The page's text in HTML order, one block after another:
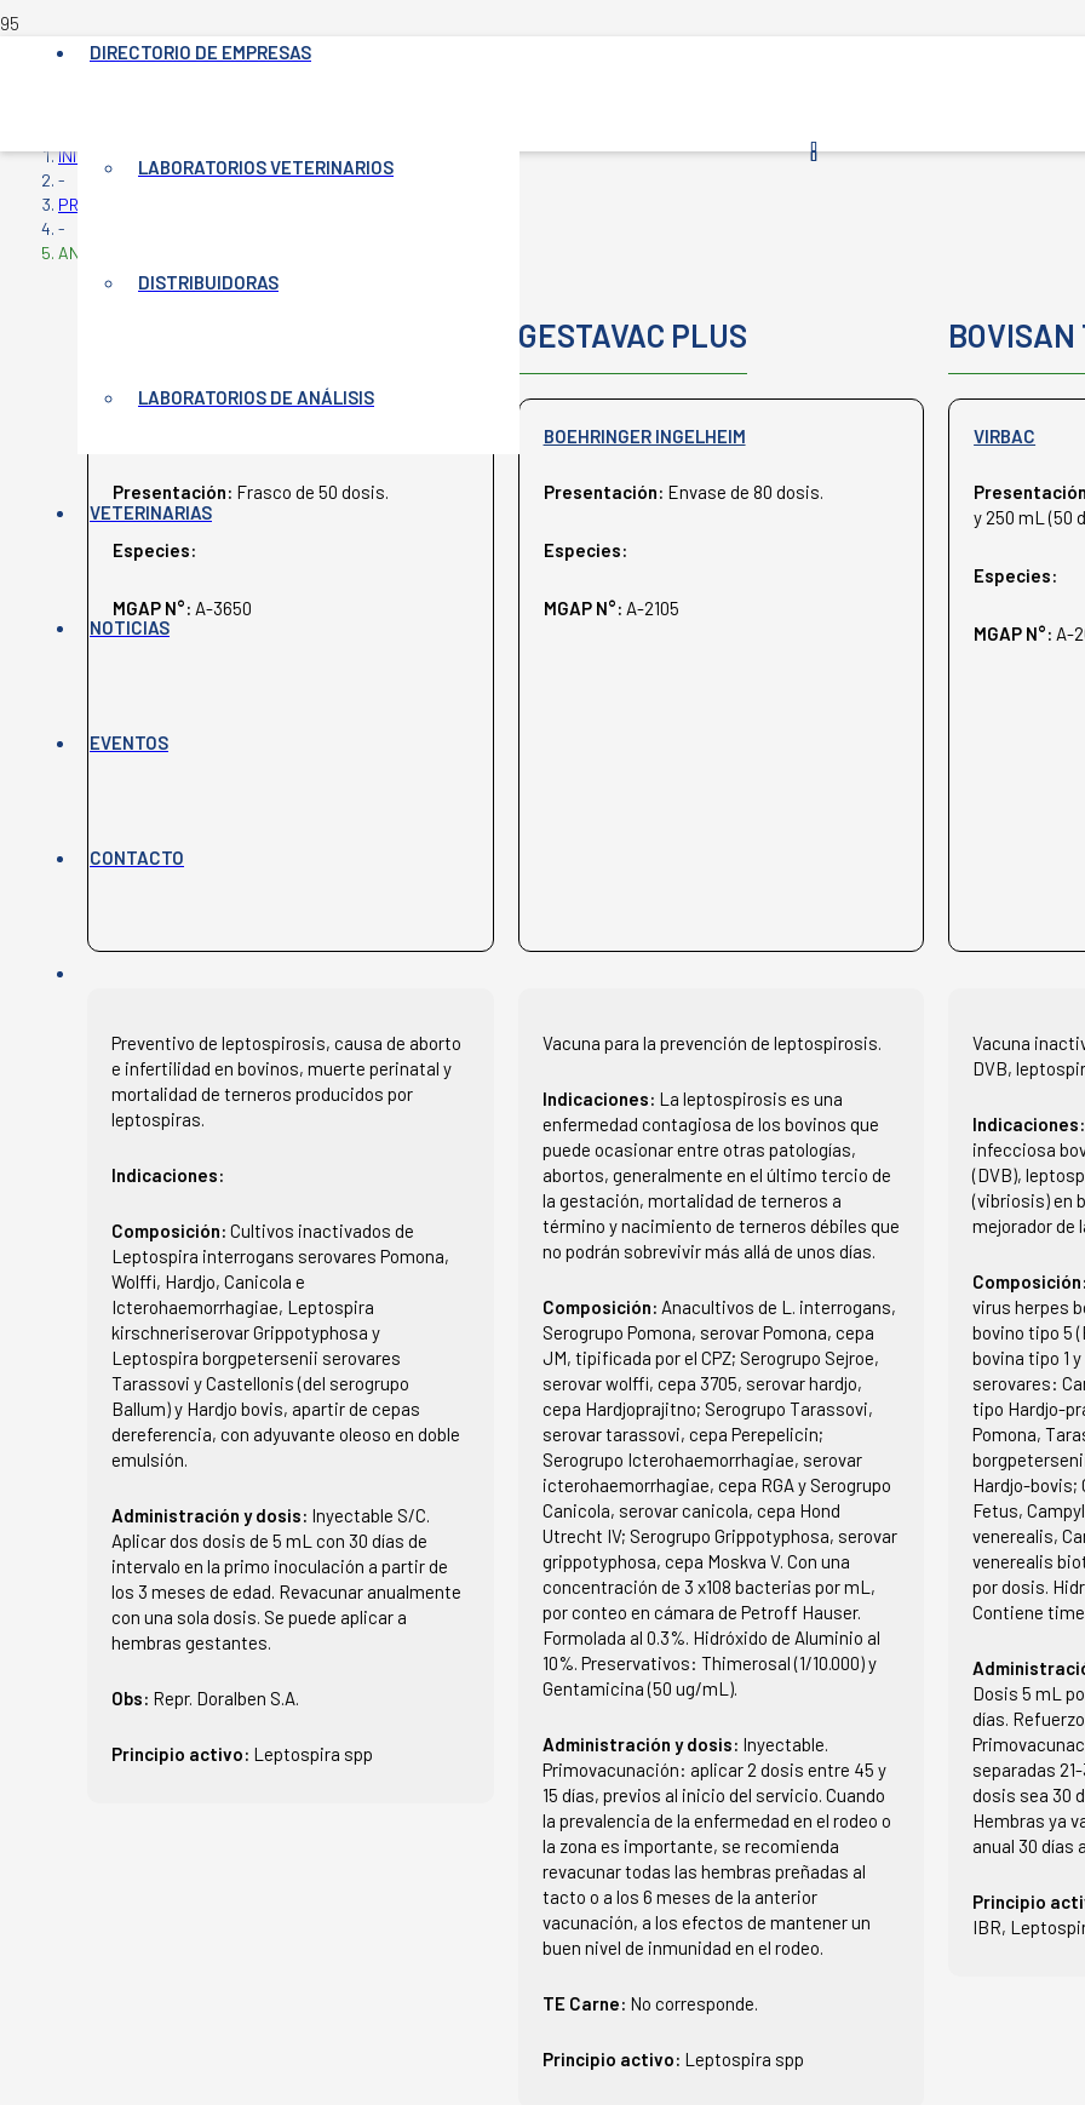
DIRECTORIO DE EMPRESAS
LABORATORIOS VETERINARIOS
DISTRIBUIDORAS
LABORATORIOS DE ANÁLISIS
VETERINARIAS
NOTICIAS
EVENTOS
CONTACTO
INICIO
-
PRODUCTOS VETERINARIOS
-
ANTI LEPTOSPIROSIS
Presentación: Frasco de 50 dosis.
Especies:
MGAP N°: A-3650
Preventivo de leptospirosis, causa de aborto
e infertilidad en bovinos, muerte perinatal y
mortalidad de terneros producidos por
leptospiras.
Indicaciones:
Composición: Cultivos inactivados de
Leptospira interrogans serovares Pomona,
Wolffi, Hardjo, Canicola e
Icterohaemorrhagiae, Leptospira
kirschneriserovar Grippotyphosa y
Leptospira borgpetersenii serovares
Tarassovi y Castellonis (del serogrupo
Ballum) y Hardjo bovis, apartir de cepas
dereferencia, con adyuvante oleoso en doble
emulsión.
Administración y dosis: Inyectable S/C.
Aplicar dos dosis de 5 mL con 30 días de
intervalo en la primo inoculación a partir de
los 3 meses de edad. Revacunar anualmente
con una sola dosis. Se puede aplicar a
hembras gestantes.
Obs: Repr. Doralben S.A.
Principio activo: Leptospira spp
GESTAVAC PLUS
BOEHRINGER INGELHEIM
Presentación: Envase de 80 dosis.
Especies:
MGAP N°: A-2105
Vacuna para la prevención de leptospirosis.
Indicaciones: La leptospirosis es una
enfermedad contagiosa de los bovinos que
puede ocasionar entre otras patologías,
abortos, generalmente en el último tercio de
la gestación, mortalidad de terneros a
término y nacimiento de terneros débiles que
no podrán sobrevivir más allá de unos días.
Composición: Anacultivos de L. interrogans,
Serogrupo Pomona, serovar Pomona, cepa
JM, tipificada por el CPZ; Serogrupo Sejroe,
serovar wolffi, cepa 3705, serovar hardjo,
cepa Hardjoprajitno; Serogrupo Tarassovi,
serovar tarassovi, cepa Perepelicin;
Serogrupo Icterohaemorrhagiae, serovar
icterohaemorrhagiae, cepa RGA y Serogrupo
Canicola, serovar canicola, cepa Hond
Utrecht IV; Serogrupo Grippotyphosa, serovar
grippotyphosa, cepa Moskva V. Con una
concentración de 3 x108 bacterias por mL,
por conteo en cámara de Petroff Hauser.
Formolada al 0.3%. Hidróxido de Aluminio al
10%. Preservativos: Thimerosal (1/10.000) y
Gentamicina (50 ug/mL).
Administración y dosis: Inyectable.
Primovacunación: aplicar 2 dosis entre 45 y
15 días, previos al inicio del servicio. Cuando
la prevalencia de la enfermedad en el rodeo o
la zona es importante, se recomienda
revacunar todas las hembras preñadas al
tacto o a los 6 meses de la anterior
vacunación, a los efectos de mantener un
buen nivel de inmunidad en el rodeo.
TE Carne: No corresponde.
Principio activo: Leptospira spp
BOVISAN
VIRBAC
y 250 mL (50
Especies:
MGAP N°: A-
Vacuna
DVB,
infecciosa
(DVB),
(vibriosis) en
mejorador de
Composición:
virus herpes
bovino tipo 5
bovina tipo 1
serovares:
tipo Hardjo-
Pomona,
Hardjo-bovis;
Fetus,
venerealis,
venerealis
por dosis.
Contiene
Dosis 5 mL
días.
separadas
dosis sea 30
Hembras ya
anual 30 días
Principio
IBR,